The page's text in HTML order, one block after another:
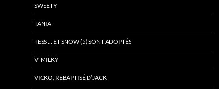
SWEETY
TANIA
TESS … ET SNOW (5) SONT ADOPTÉS
V’ MILKY
VICKO, REBAPTISÉ D’JACK